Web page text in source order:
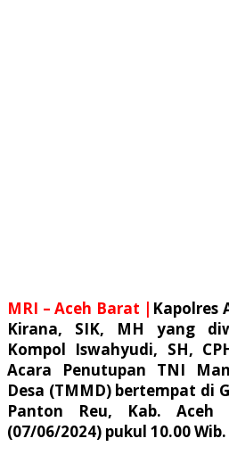
MRI – Aceh Barat | Kapolres
Kirana, SIK, MH yang
Kompol Iswahyudi, SH,
Acara Penutupan TNI
Desa (TMMD) bertempat di
Panton Reu, Kab. Aceh
(07/06/2024) pukul 10.00 Wib.